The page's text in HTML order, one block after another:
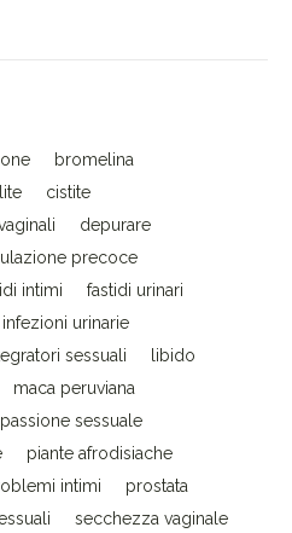
bromelina
cistite
depurare
precoce
intimi
fastidi urinari
infezioni urinarie
sessuali
libido
maca peruviana
passione sessuale
piante afrodisiache
intimi
prostata
secchezza vaginale